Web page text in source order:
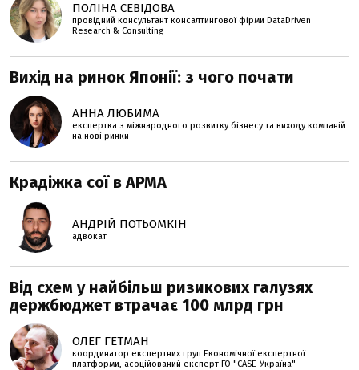
ПОЛІНА СЕВІДОВА
провідний консультант консалтингової фірми DataDriven
Research & Consulting
Вихід на ринок Японії: з чого почати
АННА ЛЮБИМА
експертка з міжнародного розвитку бізнесу та виходу компаній
на нові ринки
Крадіжка сої в АРМА
АНДРІЙ ПОТЬОМКІН
адвокат
Від схем у найбільш ризикових галузях
держбюджет втрачає 100 млрд грн
ОЛЕГ ГЕТМАН
координатор експертних груп Економічної експертної
платформи, асоційований експерт ГО "CASE-Україна"